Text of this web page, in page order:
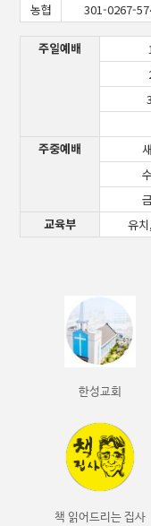
농협
301-0267-
주일예배
주중예배
교육부
유
한성교회
책 읽어드리는 집사